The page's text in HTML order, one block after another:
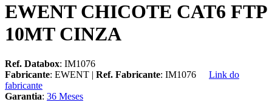
EWENT CHICOTE CAT6 FTP
10MT CINZA
Ref. Databox: IM1076
Fabricante: EWENT | Ref. Fabricante: IM1076
Link do
fabricante
Garantia: 36 Meses